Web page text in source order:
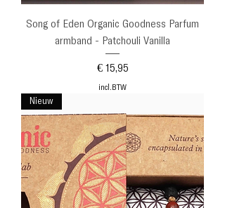
Song of Eden Organic Goodness Parfum
armband - Patchouli Vanilla
Prijs
€ 15,95
incl.BTW
Nieuw